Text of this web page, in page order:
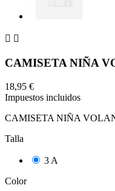
 
CAMISETA NIÑA
18,95 €
Impuestos incluidos
CAMISETA NIÑA
Talla
3 A
Color